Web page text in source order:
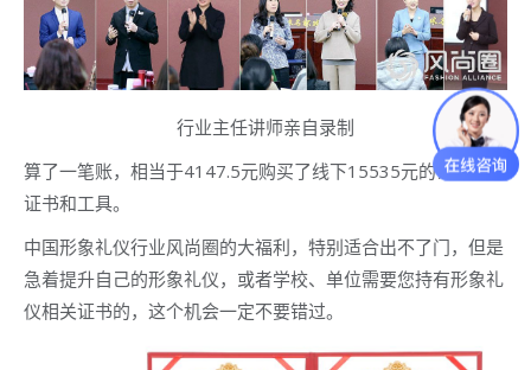
行业主任讲师亲自录制
算了一笔账，相当于4147.5元购买了线下15535元的课程以及
证书和工具。
中国形象礼仪行业风尚圈的大福利，特别适合出不了门，但是
急着提升自己的形象礼仪，或者学校、单位需要您持有形象礼
仪相关证书的，这个机会一定不要错过。